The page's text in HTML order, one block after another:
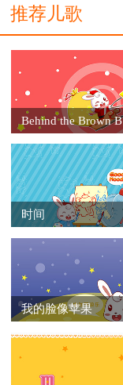
推荐儿歌
Behind the Brown B
时间
我的脸像苹果